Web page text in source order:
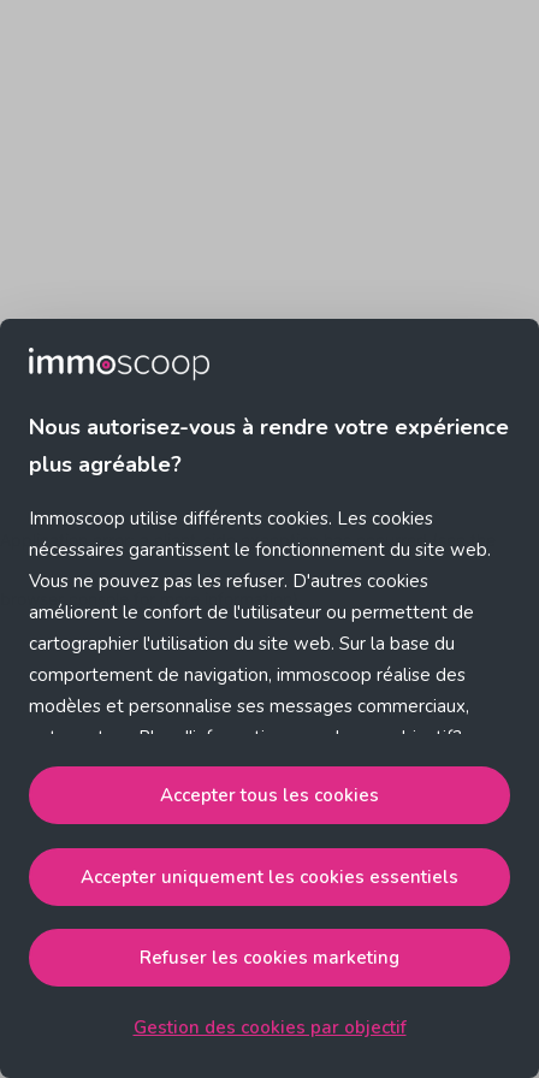
Nous autorisez-vous à rendre votre expérience
plus agréable?
Immoscoop utilise différents cookies. Les cookies
nécessaires garantissent le fonctionnement du site web.
Vous ne pouvez pas les refuser. D'autres cookies
améliorent le confort de l'utilisateur ou permettent de
cartographier l'utilisation du site web. Sur la base du
comportement de navigation, immoscoop réalise des
modèles et personnalise ses messages commerciaux,
entre autres. Plus d'informations sur chaque objectif?
Cliquez sur 'Gestion des cookies par objectif'.
Notre politique de cookies
Accepter tous les cookies
strictement nécessaires, performance, fonctionnalité et
publicité ciblée.
Accepter uniquement les cookies essentielsaccepte
les cookies strictement nécessaires.
Accepter tous les cookies
Accepter uniquement les cookies essentiels
Refuser les cookies marketing
Gestion des cookies par objectif
Application error: a client-side exception has occurred (see the
browser console for more information)